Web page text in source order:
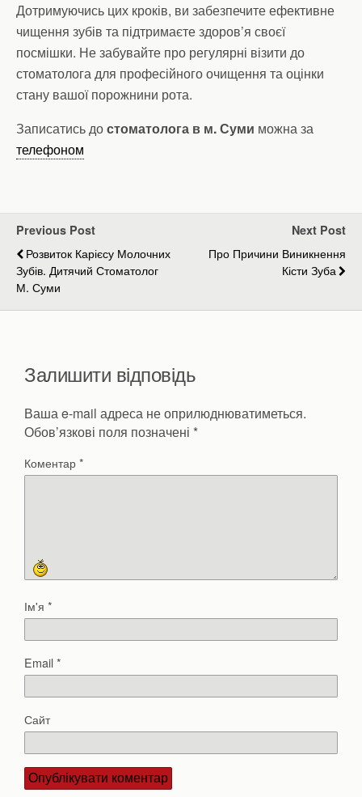
Дотримуючись цих кроків, ви забезпечите ефективне
чищення зубів та підтримаєте здоров’я своєї
посмішки. Не забувайте про регулярні візити до
стоматолога для професійного очищення та оцінки
стану вашої порожнини рота.
Записатись достоматолога в м. Суми можна за
телефоном
Previous Post
Розвиток Карієсу Молочних
Зубів. Дитячий Стоматолог
М. Суми
Next Post
Про Причини Виникнення
Кісти Зуба
Залишити відповідь
Ваша e-mail адреса не оприлюднюватиметься.
Обов’язкові поля позначені *
Коментар*
Ім'я *
Email*
Сайт